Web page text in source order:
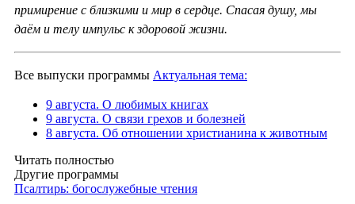
примирение с близкими и мир в сердце. Спасая душу, мы
даём и телу импульс к здоровой жизни.
Все выпуски программы Актуальная тема:
9 августа. О любимых книгах
9 августа. О связи грехов и болезней
8 августа. Об отношении христианина к животным
Читать полностью
Другие программы
Псалтирь: богослужебные чтения